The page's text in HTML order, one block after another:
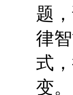
题
律
式
变